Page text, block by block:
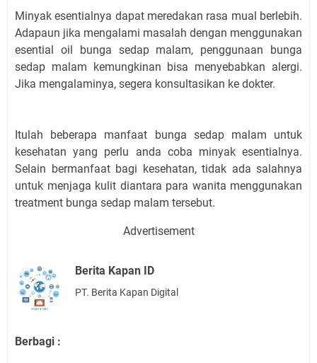
Minyak esentialnya dapat meredakan rasa mual berlebih.
Adapaun jika mengalami masalah dengan menggunakan
esential oil bunga sedap malam, penggunaan bunga
sedap malam kemungkinan bisa menyebabkan alergi.
Jika mengalaminya, segera konsultasikan ke dokter.
Itulah beberapa manfaat bunga sedap malam untuk
kesehatan yang perlu anda coba minyak esentialnya.
Selain bermanfaat bagi kesehatan, tidak ada salahnya
untuk menjaga kulit diantara para wanita menggunakan
treatment bunga sedap malam tersebut.
Advertisement
Berita Kapan ID
PT. Berita Kapan Digital
Berbagi :